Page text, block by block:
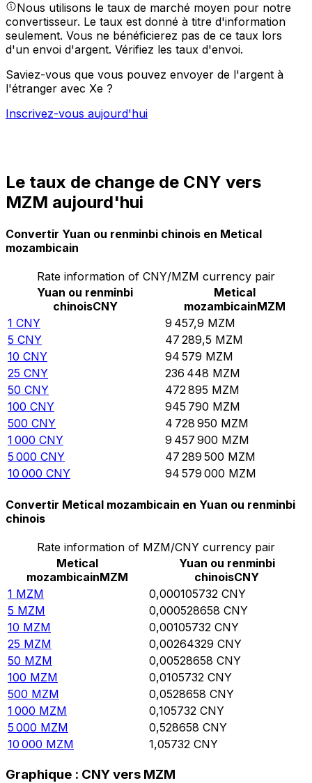
Nous utilisons le taux de marché moyen pour notre
convertisseur. Le taux est donné à titre d'information
seulement. Vous ne bénéficierez pas de ce taux lors
d'un envoi d'argent. Vérifiez les taux d'envoi.
Saviez-vous que vous pouvez envoyer de l'argent à
l'étranger avec Xe ?
Inscrivez-vous aujourd'hui
Le taux de change de CNY vers
MZM aujourd'hui
Convertir Yuan ou renminbi chinois en Metical
mozambicain
Rate information of CNY/MZM currency pair
Yuan ou renminbi
chinoisCNY
Metical
mozambicainMZM
1 CNY 9 457,9 MZM
5 CNY 47 289,5 MZM
10 CNY 94 579 MZM
25 CNY 236 448 MZM
50 CNY 472 895 MZM
100 CNY 945 790 MZM
500 CNY 4 728 950 MZM
1 000 CNY 9 457 900 MZM
5 000 CNY 47 289 500 MZM
10 000 CNY 94 579 000 MZM
Convertir Metical mozambicain en Yuan ou renminbi
chinois
Rate information of MZM/CNY currency pair
Metical
mozambicainMZM
Yuan ou renminbi
chinoisCNY
1 MZM 0,000105732 CNY
5 MZM 0,000528658 CNY
10 MZM 0,00105732 CNY
25 MZM 0,00264329 CNY
50 MZM 0,00528658 CNY
100 MZM 0,0105732 CNY
500 MZM 0,0528658 CNY
1 000 MZM 0,105732 CNY
5 000 MZM 0,528658 CNY
10 000 MZM 1,05732 CNY
Graphique : CNY vers MZM